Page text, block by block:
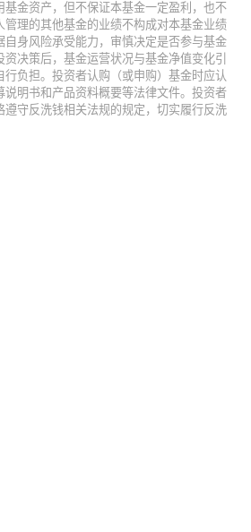
基金资产，但不保证本基金一定盈利，也不
管理的其他基金的业绩不构成对本基金业绩
自身风险承受能力，审慎决定是否参与基金
决策后，基金运营状况与基金净值变化引
行负担。投资者认购（或申购）基金时应认
说明书和产品资料概要等法律文件。投资者
遵守反洗钱相关法规的规定，切实履行反洗